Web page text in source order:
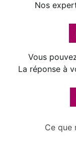
Nos
Vous
La réponse à
Ce que